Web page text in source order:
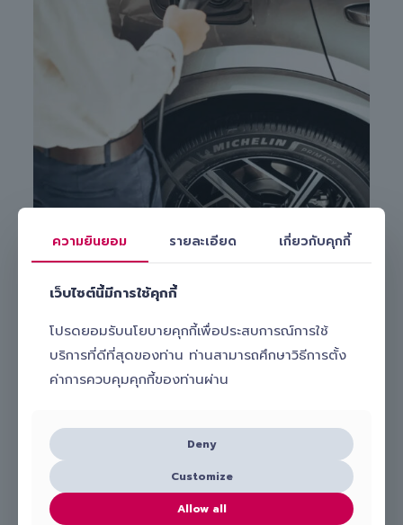
Michelin Primacy 5
ให้คุณขับรถได้อย่างมั่นใจ แม้บนเส้นทางที่
ท้าทาย ช่วยให้ควบคุมรถได้มั่นคงยิ่งขึ้นและทนต่อแรงกระแทกได้ดี
ระดับพรีเมียม: เฉพาะในขนาดที่รองรับน้ำหนักบรรทุกสูง
ความยินยอม รายละเอียด เกี่ยวกับคุกกี้
เว็บไซต์นี้มีการใช้คุกกี้
โปรดยอมรับนโยบายคุกกี้เพื่อประสบการณ์การใช้
บริการที่ดีที่สุดของท่าน ท่านสามารถศึกษาวิธีการตั้ง
ค่าการควบคุมคุกกี้ของท่านผ่าน
Deny
Customize
Allow all